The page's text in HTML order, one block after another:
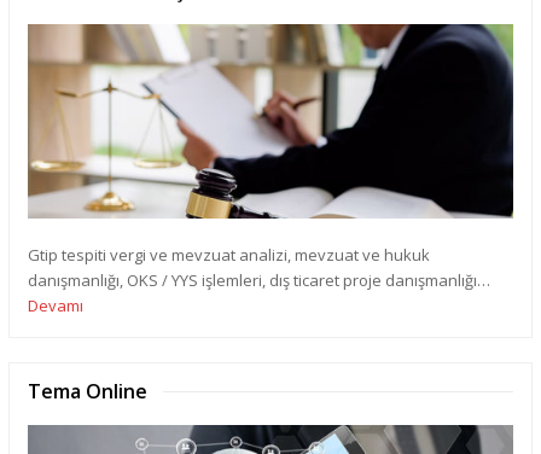
Gtip tespiti vergi ve mevzuat analizi, mevzuat ve hukuk
danışmanlığı, OKS / YYS işlemleri, dış ticaret proje danışmanlığı…
Devamı
Tema Online